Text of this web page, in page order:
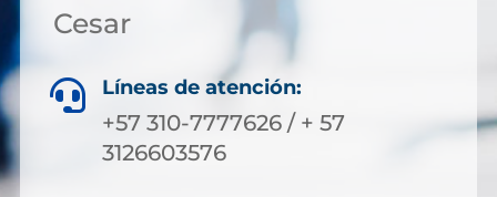
Cesar
 Líneas de atención:
+57 310-7777626 / + 57
3126603576